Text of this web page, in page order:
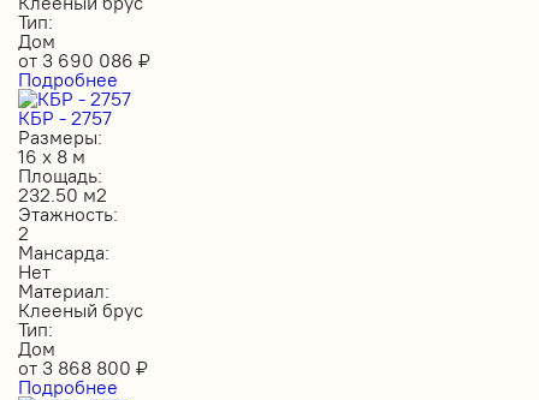
Тип:
Дом
от 3 690 086 ₽
Подробнее
КБР - 2757
Размеры:
16 х 8 м
Площадь:
232.50 м2
Этажность:
2
Мансарда:
Нет
Материал:
Клееный брус
Тип:
Дом
от 3 868 800 ₽
Подробнее